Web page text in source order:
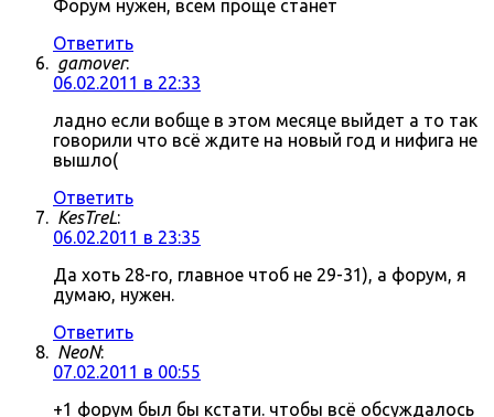
Форум нужен, всем проще станет
Ответить
gamover:
06.02.2011 в 22:33
ладно если вобще в этом месяце выйдет а то так
говорили что всё ждите на новый год и нифига не
вышло(
Ответить
KesTreL:
06.02.2011 в 23:35
Да хоть 28-го, главное чтоб не 29-31), а форум, я
думаю, нужен.
Ответить
NeoN:
07.02.2011 в 00:55
+1 форум был бы кстати. чтобы всё обсуждалось